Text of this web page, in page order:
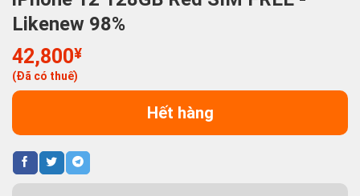
Likenew 98%
42,800¥
(Đã có thuế)
Hết hàng